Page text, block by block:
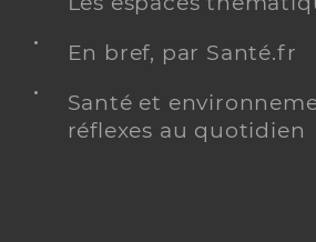
En bref, par Santé.fr
Santé et
réflexes au quotidien